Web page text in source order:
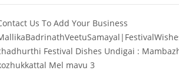
Us To Add Your Business
Festival Dishes Undigai :
Mel mavu 3